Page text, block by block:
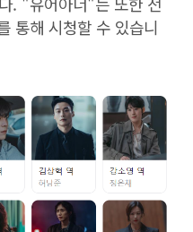
통해 시청할 수 있습니